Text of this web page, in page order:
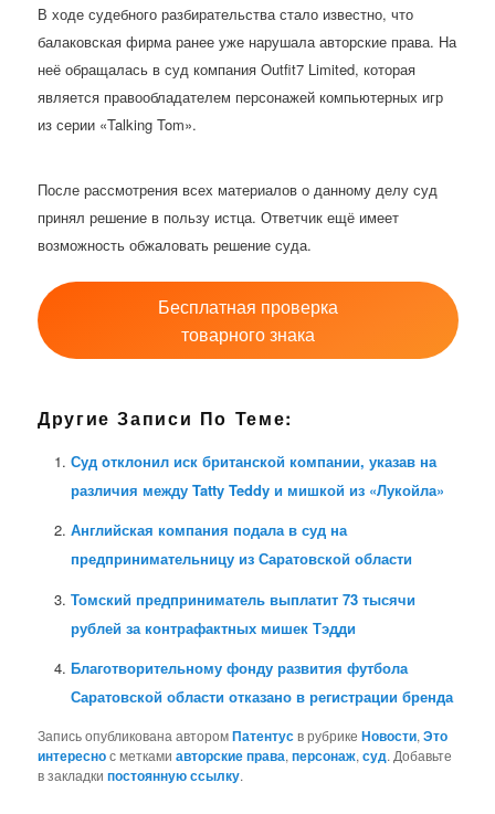
В ходе судебного разбирательства стало известно, что
балаковская фирма ранее уже нарушала авторские права. На
неё обращалась в суд компания Outfit7 Limited, которая
является правообладателем персонажей компьютерных игр
из серии «Talking Tom».
После рассмотрения всех материалов о данному делу суд
принял решение в пользу истца. Ответчик ещё имеет
возможность обжаловать решение суда.
Бесплатная проверка
товарного знака
Другие Записи По Теме:
Суд отклонил иск британской компании, указав на
различия между Tatty Teddy и мишкой из «Лукойла»
Английская компания подала в суд на
предпринимательницу из Саратовской области
Томский предприниматель выплатит 73 тысячи
рублей за контрафактных мишек Тэдди
Благотворительному фонду развития футбола
Саратовской области отказано в регистрации бренда
Запись опубликована авторомПатентусв рубрикеНовости,Это
интереснос меткамиавторские права,персонаж,суд. Добавьте
в закладкипостоянную ссылку.